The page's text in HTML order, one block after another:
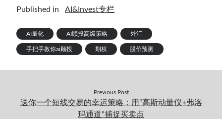
Published in AI&Invest专栏
AI量化 AI顾投高级策略 外汇
手把手教你ai顾投 期权 股价预测
Previous Post
送你一个短线交易的幸运策略：用“高斯动量仪+弗洛
玛通道”捕捉买卖点